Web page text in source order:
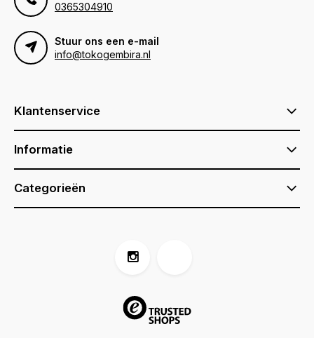
0365304910
Stuur ons een e-mail
info@tokogembira.nl
Klantenservice
Informatie
Categorieën